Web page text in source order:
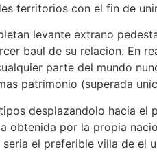
territorios con el fin de
levante extrano
baul de su relacion. En
parte del mundo
patrimonio (superada
desplazandolo hacia
por la propia
el preferible villa de el